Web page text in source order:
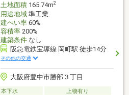
土地面積165.74m2
用途地域準工業
建ぺい率60%
容積率200%
建築条件なし
阪急電鉄宝塚線 岡町駅 徒歩14分
その他の交通
大阪府豊中市勝部３丁目
本下水 上物有り